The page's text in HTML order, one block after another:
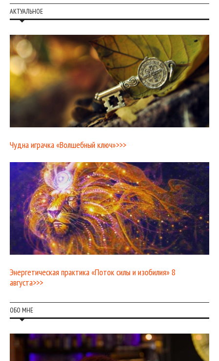
АКТУАЛЬНОЕ
Чудна играчка «Волшебный ключ»>>>
Энергетическая практика «Поток силы и изобилия» 8
августа>>>
ОБО МНЕ